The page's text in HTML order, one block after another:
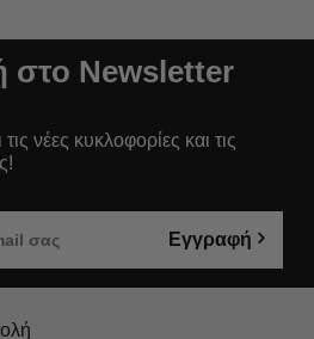
στο Newsletter
νέες κυκλοφορίες και τις
Εγγραφή